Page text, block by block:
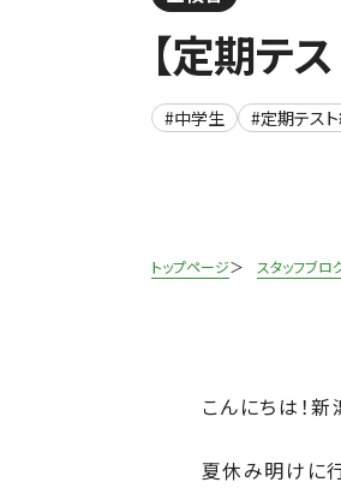
【定期テ
#中学生 #定期テス
トップページ スタッフブロ
こんにちは！
夏休み明けに